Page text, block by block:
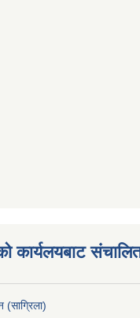
कार्यलयबाट
(साग्रिला)